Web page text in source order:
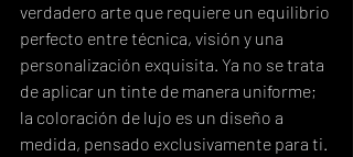
verdadero arte que requiere un equilibrio
perfecto entre técnica, visión y una
personalización exquisita. Ya no se trata
de aplicar un tinte de manera uniforme;
la coloración de lujo es un diseño a
medida, pensado exclusivamente para ti.